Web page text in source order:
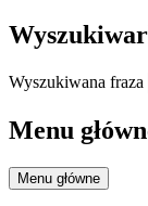
Wyszukiwana fraza
Menu
Menu główne